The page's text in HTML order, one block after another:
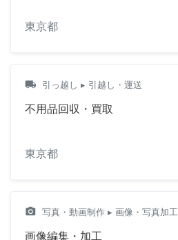
東京都
local_shipping 引っ越し ▸ 引越し・運送
不用品回収・買取
東京都
camera_alt 写真・動画制作 ▸ 画像・写真加工
画像編集・加工